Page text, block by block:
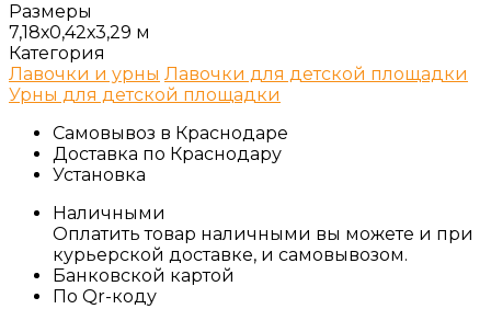
Размеры
7,18х0,42х3,29 м
Категория
Лавочки и урны Лавочки для детской площадки
Урны для детской площадки
Самовывоз в Краснодаре
Доставка по Краснодару
Установка
Наличными
Оплатить товар наличными вы можете и при
курьерской доставке, и самовывозом.
Банковской картой
По Qr-коду